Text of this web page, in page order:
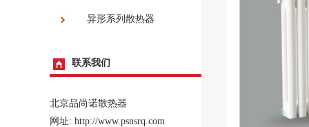
异形系列散热器
联系我们
北京品尚诺散热器
网址: http://www.psnsrq.com